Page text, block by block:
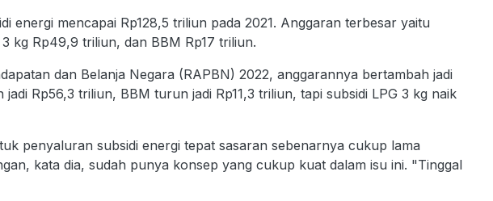
energi mencapai Rp128,5 triliun pada 2021. Anggaran terbesar yaitu
kg Rp49,9 triliun, dan BBM Rp17 triliun.
dan Belanja Negara (RAPBN) 2022, anggarannya bertambah jadi
Rp56,3 triliun, BBM turun jadi Rp11,3 triliun, tapi subsidi LPG 3 kg naik
penyaluran subsidi energi tepat sasaran sebenarnya cukup lama
kata dia, sudah punya konsep yang cukup kuat dalam isu ini. "Tinggal